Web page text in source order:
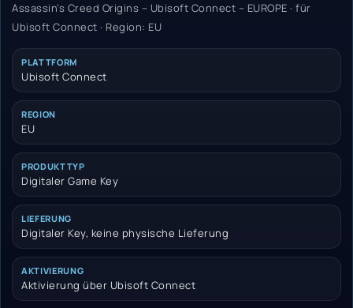
Assassin’s Creed Origins – Ubisoft Connect – EUROPE · für
Ubisoft Connect · Region: EU
PLATTFORM
Ubisoft Connect
REGION
EU
PRODUKTTYP
Digitaler Game Key
LIEFERUNG
Digitaler Key, keine physische Lieferung
AKTIVIERUNG
Aktivierung über Ubisoft Connect